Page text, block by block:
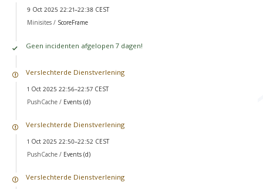
9 Oct 2025 22:21–22:38 CEST
Minisites / ScoreFrame
Geen incidenten afgelopen 7 dagen!
Verslechterde Dienstverlening
1 Oct 2025 22:56–22:57 CEST
PushCache / Events (d)
Verslechterde Dienstverlening
1 Oct 2025 22:50–22:52 CEST
PushCache / Events (d)
Verslechterde Dienstverlening